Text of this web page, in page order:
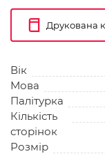
Друкована
Вік
Мова
Палітурка
Кількість
сторінок
Розмір